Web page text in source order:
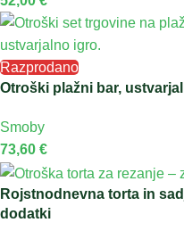
Razprodano
Otroški plažni bar,
Smoby
73,60 €
Rojstnodnevna torta in
dodatki